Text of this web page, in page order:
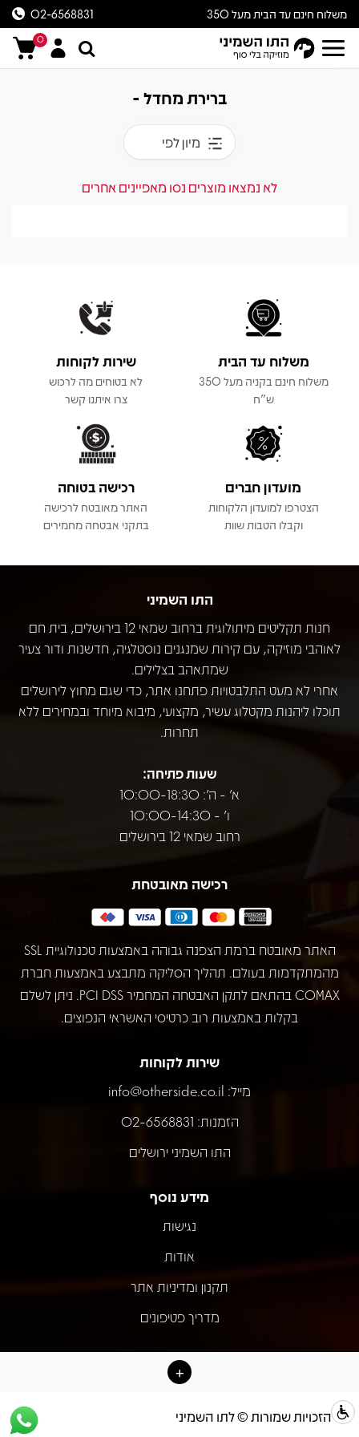
משלוח חינם עד הבית מעל 350
ש״ח
02-6568831
0
ברירת מחדל -
מיון לפי
לא נמצאו מוצרים נסו מאפיינים אחרים
משלוח עד הבית
משלוח חינם בקניה מעל 350
ש"ח
שירות לקוחות
לא בטוחים מה לרכוש
צרו איתנו קשר
מועדון חברים
הצטרפו למועדון הלקוחות
וקבלו הטבות שוות
רכישה בטוחה
האתר מאובטח לרכישה
בתקני אבטחה מחמירים
התו השמיני
חנות תקליטים מיתולוגית ברחוב שמאי 12 בירושלים, בית חם
לאוהבי מוזיקה, עם קירות שמנגנים נוסטלגיה, חדשנות ודור צעיר
שמתאהב בצלילים.
אחרי לא מעט התלבטויות פתחנו אתר, כדי שגם מחוץ לירושלים
תוכלו ליהנות מקטלוג עשיר, מקצועי, מיבוא מיוחד ובמחירים ללא
תחרות.
שעות פתיחה:
א' - ה': 10:00-18:30
ו' - 10:00-14:30
רחוב שמאי 12 בירושלים
רכישה מאובטחת
האתר מאובטח ברמת הצפנה גבוהה באמצעות טכנולוגיית SSL
מהמתקדמות בעולם. תהליך הסליקה מתבצע באמצעות חברת
COMAX בהתאם לתקן האבטחה המחמיר PCI DSS. ניתן לשלם
בקלות באמצעות רוב כרטיסי האשראי הנפוצים.
שירות לקוחות
מייל: info@otherside.co.il
הזמנות: 02-6568831
התו השמיני ירושלים
מידע נוסף
נגישות
אודות
תקנון ומדיניות אתר
מדריך פטיפונים
כל הזכויות שמורות © לתו השמיני